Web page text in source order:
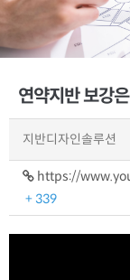
연약지반 보강
지반디자인솔루션
https://
+ 339